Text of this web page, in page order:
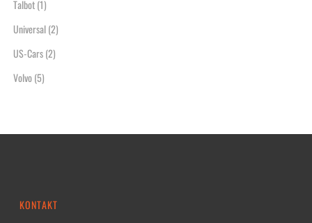
Talbot(1)
Universal(2)
US-Cars(2)
Volvo(5)
KONTAKT